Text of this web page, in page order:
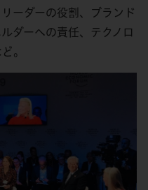
ーダーの役割、ブランド
ダーへの責任、テクノロ
。